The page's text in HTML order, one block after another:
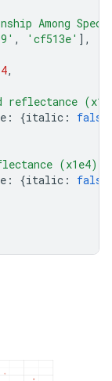
Among
, 'cf513e' ],
,
reflectance
: {italic : false
(x1e4)'
: {italic : false